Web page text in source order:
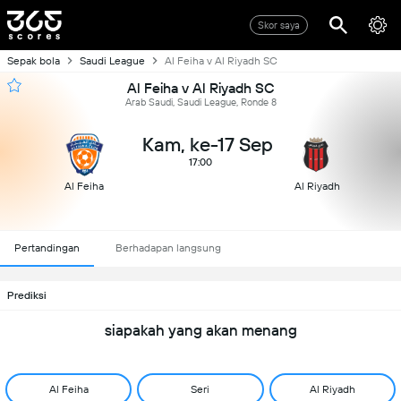
Skor saya
Sepak bola Saudi League Al Feiha v Al Riyadh SC
Al Feiha v Al Riyadh SC
Arab Saudi, Saudi League, Ronde 8
Al Feiha
Kam, ke-17 Sep
17:00
Al Riyadh
Pertandingan Berhadapan langsung
Prediksi
siapakah yang akan menang
Al Feiha Seri Al Riyadh